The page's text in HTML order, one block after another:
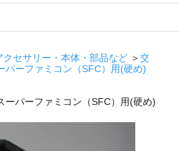
クセサリー・本体・部品など ＞交
パーファミコン（SFC）用(硬め)
ーパーファミコン（SFC）用(硬め)